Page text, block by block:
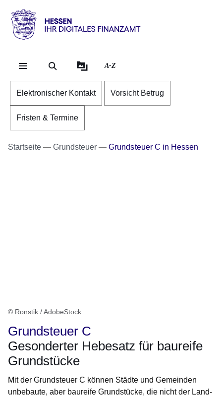
Direkt zum Kopf der
Direkt zum Inhalt
Direkt zum Fuß der
Hessen
Ihr
Finanzamt
A-Z
Elektronischer Kontakt Vorsicht Betrug
Fristen & Termine
Startseite Grundsteuer Grundsteuer C in Hessen
© Ronstik / AdobeStock
Grundsteuer C
Gesonderter Hebesatz für baureife
Grundstücke
Mit der Grundsteuer C können Städte und Gemeinden
unbebaute, aber baureife Grundstücke, die nicht der Land-